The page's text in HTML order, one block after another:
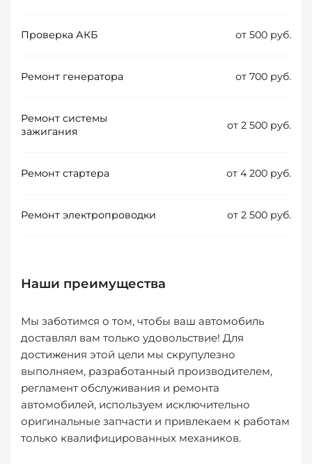
Проверка АКБ от 500 руб.
Ремонт генератора от 700 руб.
Ремонт системы
зажигания
от 2 500 руб.
Ремонт стартера от 4 200 руб.
Ремонт электропроводки от 2 500 руб.
Наши преимущества
Мы заботимся о том, чтобы ваш автомобиль
доставлял вам только удовольствие! Для
достижения этой цели мы скрупулезно
выполняем, разработанный производителем,
регламент обслуживания и ремонта
автомобилей, используем исключительно
оригинальные запчасти и привлекаем к работам
только квалифицированных механиков.